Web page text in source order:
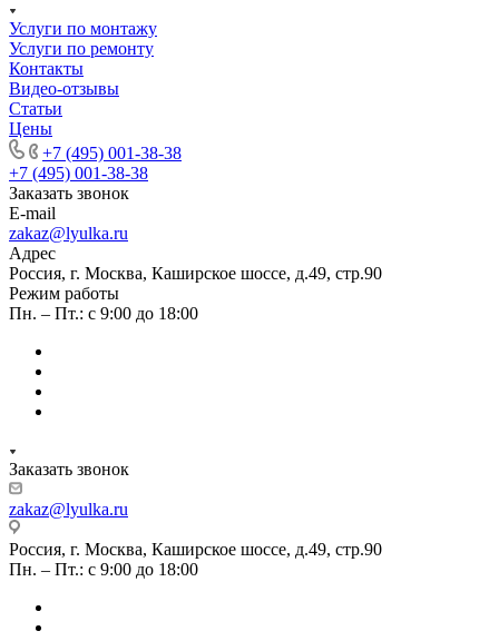
Услуги по монтажу
Услуги по ремонту
Контакты
Видео-отзывы
Статьи
Цены
+7 (495) 001-38-38
+7 (495) 001-38-38
Заказать звонок
E-mail
zakaz@lyulka.ru
Адрес
Россия, г. Москва, Каширское шоссе, д.49, стр.90
Режим работы
Пн. – Пт.: с 9:00 до 18:00
Заказать звонок
zakaz@lyulka.ru
Россия, г. Москва, Каширское шоссе, д.49, стр.90
Пн. – Пт.: с 9:00 до 18:00